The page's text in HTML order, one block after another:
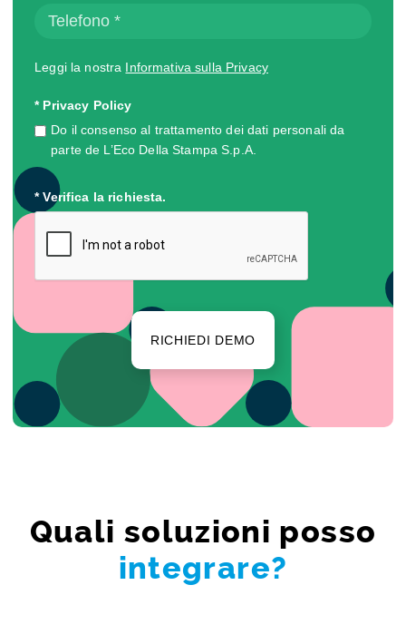
Leggi la nostra Informativa sulla Privacy
* Privacy Policy
Do il consenso al trattamento dei dati personali da
parte de L’Eco Della Stampa S.p.A.
* Verifica la richiesta.
RICHIEDI DEMO
Quali soluzioni posso
integrare?